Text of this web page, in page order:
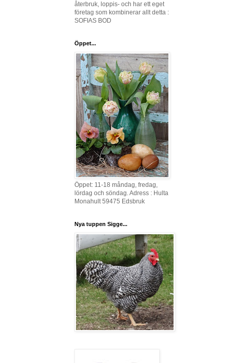
återbruk, loppis- och har ett eget
företag som kombinerar allt detta :
SOFIAS BOD
Öppet...
Öppet: 11-18 måndag, fredag,
lördag och söndag. Adress : Hulta
Monahult 59475 Edsbruk
Nya tuppen Sigge...